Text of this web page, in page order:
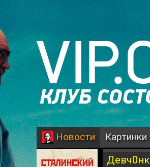
Новости Картинки